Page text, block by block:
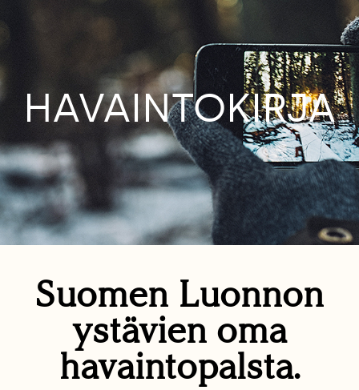
HAVAINTOKIRJA
Suomen Luonnon
ystävien oma
havaintopalsta.